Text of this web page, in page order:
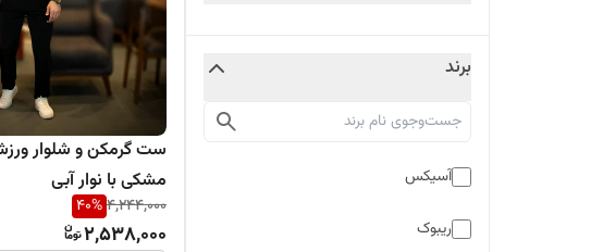
برند
آسیکس
ریبوک
ست گرمکن و شلوار
مشکی با نوار آبی
4,244,000
40%
2,538,000